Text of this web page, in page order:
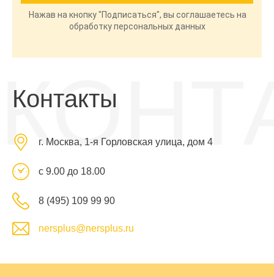
Нажав на кнопку "Подписаться", вы соглашаетесь на
обработку персональных данных
Контакты
г. Москва, 1-я Горловская улица, дом 4
с 9.00 до 18.00
8 (495) 109 99 90
nersplus@nersplus.ru